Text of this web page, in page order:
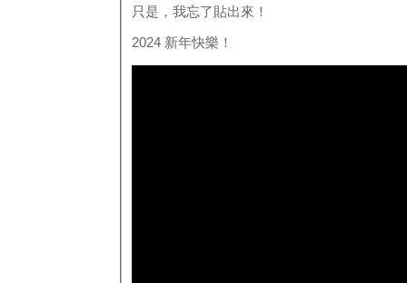
只是，我忘了貼出來！
2024 新年快樂！